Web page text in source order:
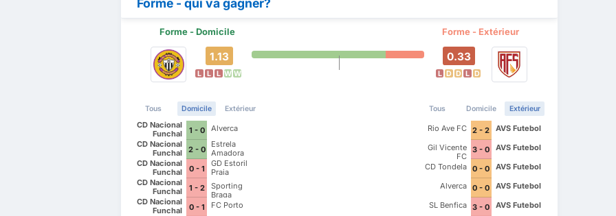
Forme - qui va gagner?
Forme - Domicile Forme - Extérieur
1.13
L L L W W
Tous Domicile Extérieur
CD Nacional
Funchal
1 - 0
Alverca
CD Nacional
Funchal
2 - 0
Estrela
Amadora
CD Nacional
Funchal
0 - 1
GD Estoril
Praia
CD Nacional
Funchal
1 - 2
Sporting
Braga
CD Nacional
Funchal
0 - 1
FC Porto
0.33
L D D L D
Tous Domicile Extérieur
Rio Ave FC 2 - 2
AVS Futebol
Gil Vicente
FC
3 - 0
AVS Futebol
CD Tondela 0 - 0
AVS Futebol
Alverca 0 - 0
AVS Futebol
SL Benfica 3 - 0
AVS Futebol